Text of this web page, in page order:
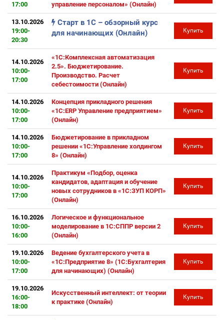
17:00
управление персоналом» (Онлайн)
13.10.2026
19:00-
20:30
Старт в 1С – обзорный курс
для начинающих (Онлайн)
Купить
14.10.2026
10:00-
17:00
«1С:Комплексная автоматизация
2.5». Бюджетирование.
Производство. Расчет
себестоимости (Онлайн)
Купить
14.10.2026
10:00-
17:00
Концепция прикладного решения
«1С:ERP Управление предприятием»
(Онлайн)
Купить
14.10.2026
10:00-
17:00
Бюджетирование в прикладном
решении «1С:Управление холдингом
8» (Онлайн)
Купить
14.10.2026
10:00-
17:00
Практикум «Подбор, оценка
кандидатов, адаптация и обучение
новых сотрудников в «1С:ЗУП КОРП»
(Онлайн)
Купить
16.10.2026
10:00-
16:00
Логическое и функциональное
моделирование в 1С:СППР версии 2
(Онлайн)
Купить
19.10.2026
10:00-
17:00
Ведение бухгалтерского учета в
«1С:Предприятие 8» (1С:Бухгалтерия
для начинающих) (Онлайн)
Купить
19.10.2026
16:00-
18:00
Искусственный интеллект: от теории
к практике (Онлайн)
Купить